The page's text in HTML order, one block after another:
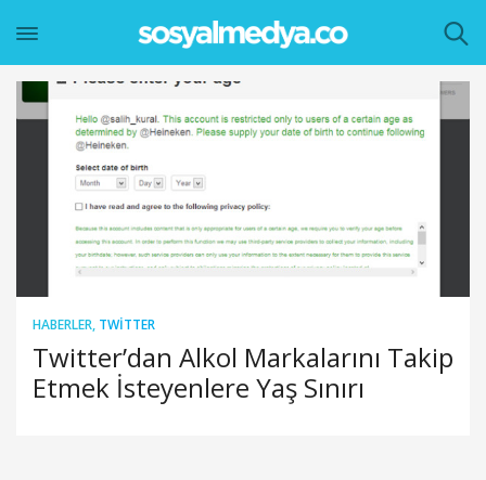
HABERLER, TWITTER
Twitter’dan Alkol Markalarını Takip
Etmek İsteyenlere Yaş Sınırı